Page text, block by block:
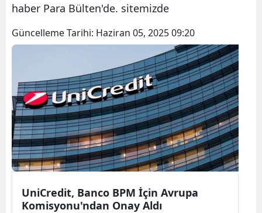
haber Para Bülten'de. sitemizde
Güncelleme Tarihi: Haziran 05, 2025 09:20
UniCredit, Banco BPM İçin Avrupa
Komisyonu'ndan Onay Aldı